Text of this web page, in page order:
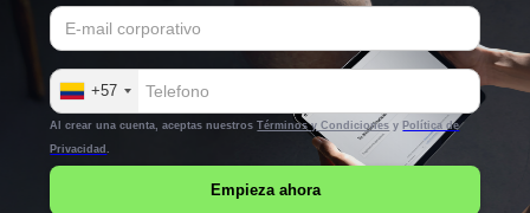
+57
Al crear una cuenta, aceptas nuestrosTérminos y Condiciones y Política de
Privacidad.